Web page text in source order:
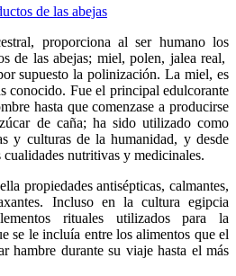
proporciona al ser humano los
de las abejas; miel, polen, jalea real,
supuesto la polinización. La miel, es
conocido. Fue el principal edulcorante
hasta que comenzase a producirse
de caña; ha sido utilizado como
y culturas de la humanidad, y desde
nutritivas y medicinales.
propiedades antisépticas, calmantes,
Incluso en la cultura egipcia
rituales utilizados para la
se le incluía entre los alimentos que el
hambre durante su viaje hasta el más